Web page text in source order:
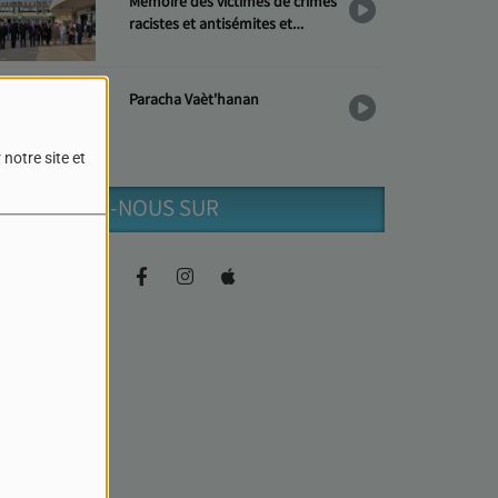
site et
racistes et antisémites et
Paracha Vaèt'hanan
NOUS SUR